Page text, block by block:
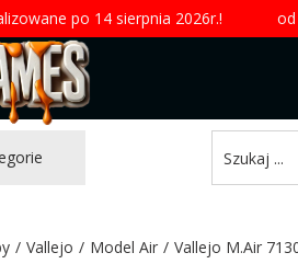
po 14 sierpnia 2026r.!
/ Vallejo / Model Air / Vallejo M.Air